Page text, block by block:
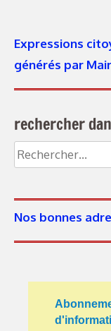
Expressions
générés par
rechercher
Rechercher :
Nos bonnes